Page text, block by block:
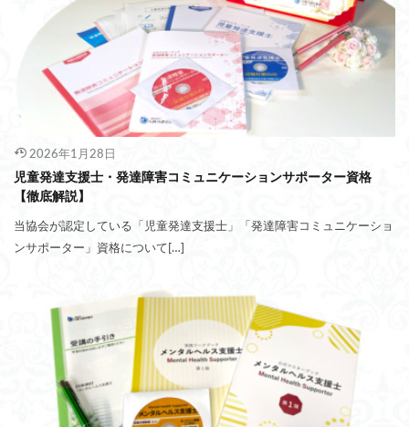
2026年1月28日
児童発達支援士・発達障害コミュニケーションサポーター資格
【徹底解説】
当協会が認定している「児童発達支援士」「発達障害コミュニケーショ
ンサポーター」資格について[…]